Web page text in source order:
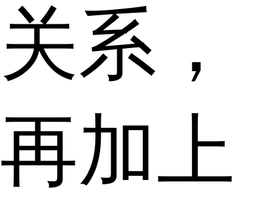
关系，
再加上